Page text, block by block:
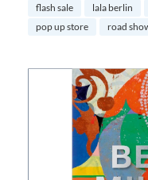
flash sale lala berlin
pop up store
road